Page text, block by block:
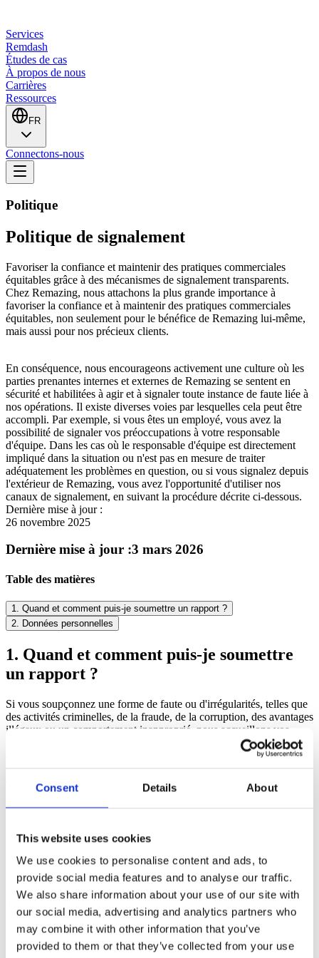
Consent Details About
This website uses cookies
We use cookies to personalise content and ads, to
provide social media features and to analyse our traffic.
We also share information about your use of our site with
our social media, advertising and analytics partners who
may combine it with other information that you’ve
provided to them or that they’ve collected from your use
Services
Remdash
Études de cas
À propos de nous
Carrières
Ressources
FR
Connectons-nous
Politique
Politique de signalement
Favoriser la confiance et maintenir des pratiques commerciales
équitables grâce à des mécanismes de signalement transparents.
Chez Remazing, nous attachons la plus grande importance à
favoriser la confiance et à maintenir des pratiques commerciales
équitables, non seulement pour le bénéfice de Remazing lui-même,
mais aussi pour nos précieux clients.
En conséquence, nous encourageons activement une culture où les
parties prenantes internes et externes de Remazing se sentent en
sécurité et habilitées à agir et à signaler toute instance de faute liée à
nos opérations. Il existe diverses voies par lesquelles cela peut être
accompli. Par exemple, si vous êtes un employé, vous avez la
possibilité de signaler vos préoccupations à votre responsable
d'équipe. Dans les cas où le responsable d'équipe est directement
impliqué dans la situation ou n'est pas en mesure de traiter
adéquatement les problèmes en question, ou si vous signalez depuis
l'extérieur de Remazing, vous avez l'opportunité d'utiliser nos
canaux de signalement, en suivant la procédure décrite ci-dessous.
Dernière mise à jour :
26 novembre 2025
Dernière mise à jour :3 mars 2026
Table des matières
1. Quand et comment puis-je soumettre un rapport ?
2. Données personnelles
1. Quand et comment puis-je soumettre
un rapport ?
Si vous soupçonnez une forme de faute ou d'irrégularités, telles que
des activités criminelles, de la fraude, de la corruption, des avantages
illégaux ou un comportement inapproprié, nous accueillons vos
rapports. Les rapports écrits doivent être fournis en allemand ou en
anglais et doivent contenir toutes les informations pertinentes
concernant la faute. Au minimum, votre rapport doit inclure les
détails suivants, si disponibles :
Quand :
Date, heure et lieu.
Qui :
Noms des personnes impliquées, leurs rôles et votre relation avec
Quoi :